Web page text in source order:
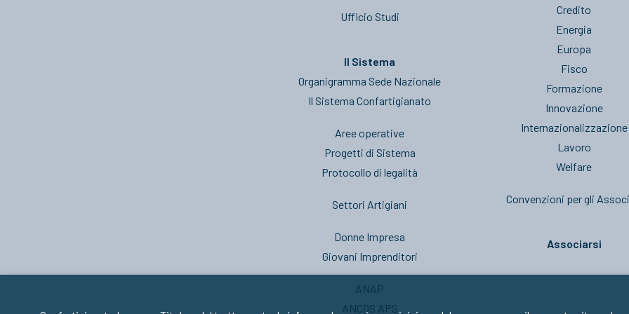
Ufficio Studi
Il Sistema
Organigramma Sede Nazionale
Il Sistema Confartigianato
Aree operative
Progetti di Sistema
Protocollo di legalità
Settori Artigiani
Donne Impresa
Giovani Imprenditori
ANAP
ANCOS APS
Credito
Energia
Europa
Fisco
Formazione
Innovazione
Internazionalizzazione
Lavoro
Welfare
Convenzioni per gli
Associarsi